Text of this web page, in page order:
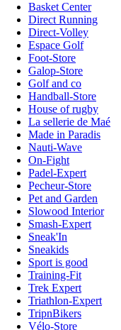
Basket Center
Direct Running
Direct-Volley
Espace Golf
Foot-Store
Galop-Store
Golf and co
Handball-Store
House of rugby
La sellerie de Maé
Made in Paradis
Nauti-Wave
On-Fight
Padel-Expert
Pecheur-Store
Pet and Garden
Slowood Interior
Smash-Expert
Sneak'In
Sneakids
Sport is good
Training-Fit
Trek Expert
Triathlon-Expert
TripnBikers
Vélo-Store